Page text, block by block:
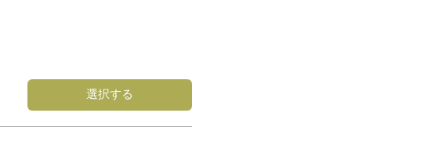
選択する